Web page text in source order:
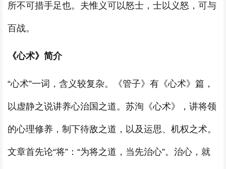
所不可措手足也。夫惟义可以怒士，士以义怒，可与
百战。
《心术》简介
“心术”一词，含义较复杂。《管子》有《心术》篇，
以虚静之说讲养心治国之道。苏洵《心术》，讲将领
的心理修养，制下待敌之道，以及运思、机权之术。
文章首先论“将”：“为将之道，当先治心”。治心，就